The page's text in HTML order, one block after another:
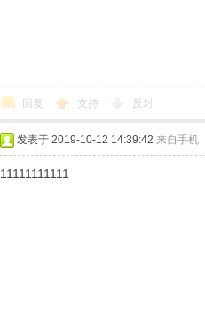
回复 支持 反对
发表于 2019-10-12 14:39:42 来自手机
11111111111